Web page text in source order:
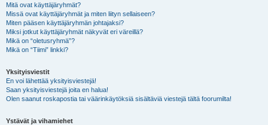
Mitä ovat käyttäjäryhmät?
Missä ovat käyttäjäryhmät ja miten liityn sellaiseen?
Miten pääsen käyttäjäryhmän johtajaksi?
Miksi jotkut käyttäjäryhmät näkyvät eri väreillä?
Mikä on “oletusryhmä”?
Mikä on “Tiimi” linkki?
Yksityisviestit
En voi lähettää yksityisviestejä!
Saan yksityisviestejä joita en halua!
Olen saanut roskapostia tai väärinkäytöksiä sisältäviä viestejä tältä foorumilta!
Ystävät ja vihamiehet